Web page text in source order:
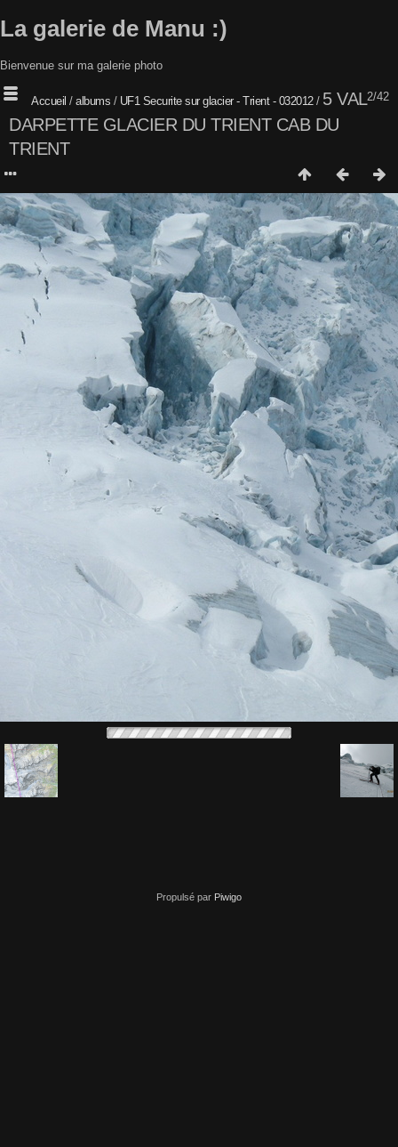
La galerie de Manu :)
Bienvenue sur ma galerie photo
2/42
Accueil / albums / UF1 Securite sur glacier - Trient - 032012/ 5 VAL
DARPETTE GLACIER DU TRIENT CAB DU
TRIENT
Propulsé par Piwigo